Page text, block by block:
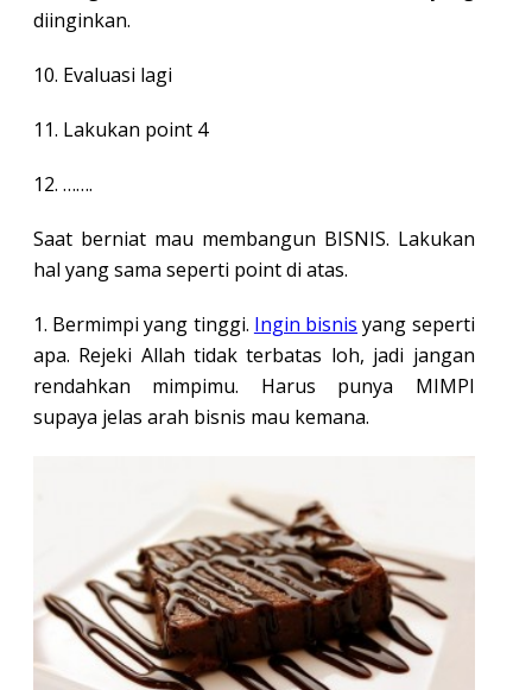
diinginkan.
10. Evaluasi lagi
11. Lakukan point 4
12. …….
Saat berniat mau membangun BISNIS. Lakukan
hal yang sama seperti point di atas.
1. Bermimpi yang tinggi. Ingin bisnis yang seperti
apa. Rejeki Allah tidak terbatas loh, jadi jangan
rendahkan mimpimu. Harus punya MIMPI
supaya jelas arah bisnis mau kemana.